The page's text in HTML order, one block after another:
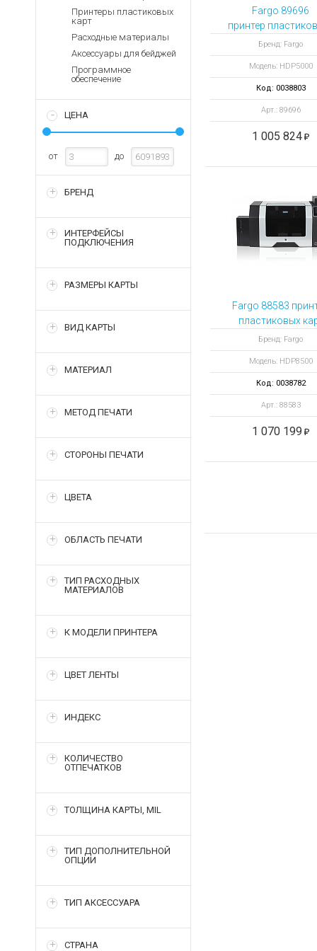
Запасные
Терминалы
оплаты
Зарядные устройства
Архивные товары
Принтеры пластиковых
карт
Расходные материалы
Аксессуары для бейджей
Программное
обеспечение
ЦЕНА
от до
БРЕНД
ИНТЕРФЕЙСЫ
ПОДКЛЮЧЕНИЯ
РАЗМЕРЫ КАРТЫ
ВИД КАРТЫ
МАТЕРИАЛ
МЕТОД ПЕЧАТИ
СТОРОНЫ ПЕЧАТИ
ЦВЕТА
ОБЛАСТЬ ПЕЧАТИ
ТИП РАСХОДНЫХ
МАТЕРИАЛОВ
К МОДЕЛИ ПРИНТЕРА
ЦВЕТ ЛЕНТЫ
ИНДЕКС
КОЛИЧЕСТВО
ОТПЕЧАТКОВ
ТОЛЩИНА КАРТЫ, MIL
ТИП ДОПОЛНИТЕЛЬНОЙ
ОПЦИИ
ТИП АКСЕССУАРА
СТРАНА
Fargo 89696
принтер
Бренд: Fargo
Модель: HDP5000
Код: 0038803
Арт.: 89696
1 005 824
Fargo 88583
пластиковых
HDP8500 с
выпрямителем и
станцией
Бренд: Fargo
Модель: HDP8500
Код: 0038782
Арт.: 88583
1 070 199